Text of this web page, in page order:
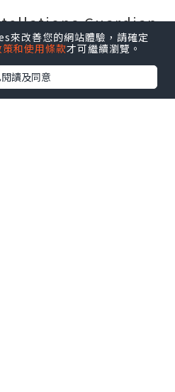
Guardian
Event了解下 🥰
姐添🫶
改善您的網站體驗，請確定
和使用條款才可繼續瀏覽。
讀及同意